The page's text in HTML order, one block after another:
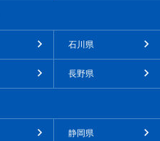
石川県
長野県
静岡県